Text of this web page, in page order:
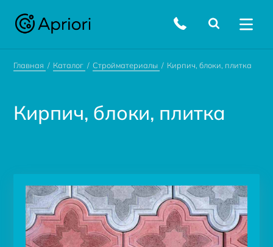
Главная Каталог Стройматериалы Кирпич, блоки, плитка
Кирпич, блоки, плитка